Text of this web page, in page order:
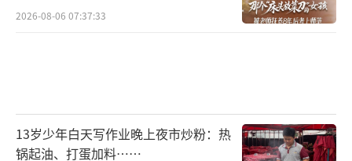
2026-08-06 07:37:33
13岁少年白天写作业晚上夜市炒粉：热
锅起油、打蛋加料……